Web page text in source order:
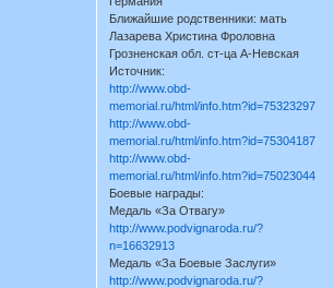
Ближайшие родственники: мать
Лазарева Христина Фроловна
Грозненская обл. ст-ца А-Невская
Источник:
http://www.obd-
memorial.ru/html/info.htm?id=75323297
http://www.obd-
memorial.ru/html/info.htm?id=75304187
http://www.obd-
memorial.ru/html/info.htm?id=75023044
Боевые награды:
Медаль «За Отвагу»
http://www.podvignaroda.ru/?
n=16632913
Медаль «За Боевые Заслуги»
http://www.podvignaroda.ru/?